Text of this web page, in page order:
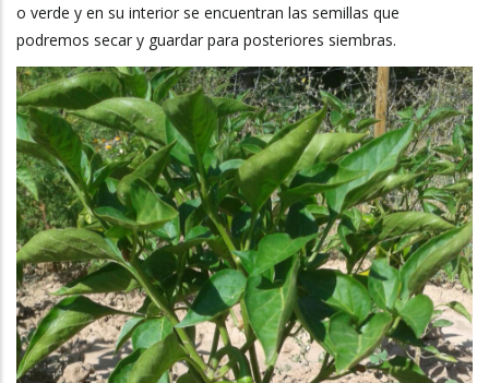
o verde y en su interior se encuentran las semillas que
podremos secar y guardar para posteriores siembras.